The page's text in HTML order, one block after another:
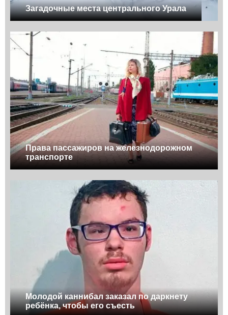
Загадочные места центрального Урала
Права пассажиров на железнодорожном
транспорте
Молодой каннибал заказал по даркнету
ребёнка, чтобы его съесть